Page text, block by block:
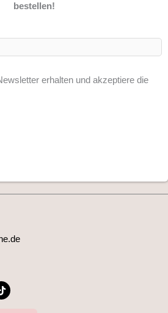
bestellen!
erhalten und akzeptiere die
T
i